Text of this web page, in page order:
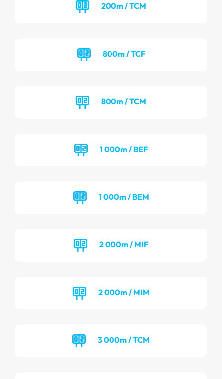
200m / TCM
800m / TCF
800m / TCM
1 000m / BEF
1 000m / BEM
2 000m / MIF
2 000m / MIM
3 000m / TCM